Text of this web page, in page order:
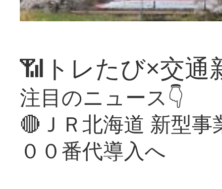
📶トレたび×交通
注目のニュース👇
🔴ＪＲ北海道 新型
００番代導入へ